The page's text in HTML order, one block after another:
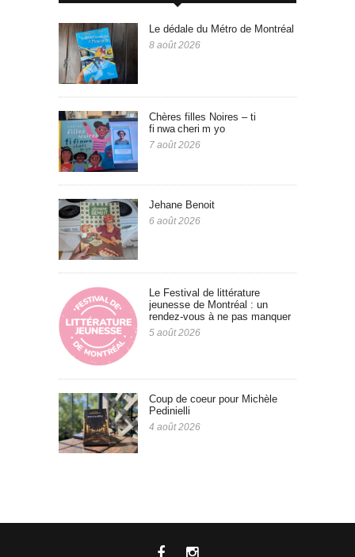
Le dédale du Métro de Montréal
8 août 2026
Chères filles Noires – ti
fi nwa cheri m yo
7 août 2026
Jehane Benoit
6 août 2026
Le Festival de littérature
jeunesse de Montréal : un
rendez-vous à ne pas manquer
5 août 2026
Coup de coeur pour Michèle
Pedinielli
4 août 2026